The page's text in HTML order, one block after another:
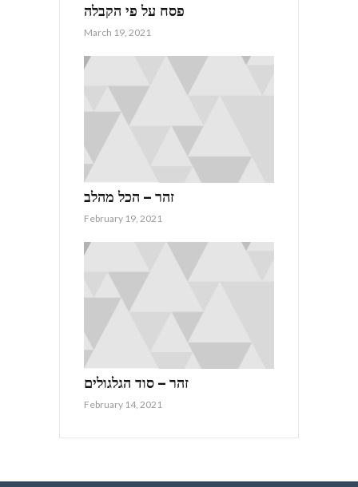
פסח על פי הקבלה
March 19, 2021
זהר – הכל מהלב
February 19, 2021
זהר – סוד הגלגולים
February 14, 2021